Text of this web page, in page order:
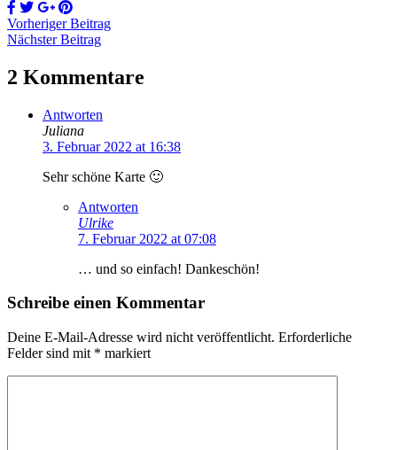
Vorheriger Beitrag
Nächster Beitrag
2 Kommentare
Antworten
Juliana
3. Februar 2022 at 16:38
Sehr schöne Karte 🙂
Antworten
Ulrike
7. Februar 2022 at 07:08
… und so einfach! Dankeschön!
Schreibe einen Kommentar
Deine E-Mail-Adresse wird nicht veröffentlicht. Erforderliche
Felder sind mit * markiert